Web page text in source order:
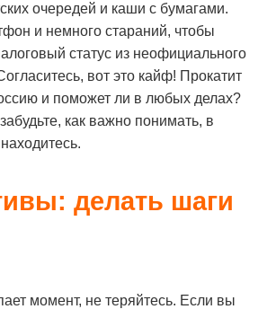
очередей и каши с бумагами.
и немного стараний, чтобы
статус из неофициального
вот это кайф! Прокатит
и поможет ли в любых делах?
как важно понимать, в
делать шаги
момент, не теряйтесь. Если вы